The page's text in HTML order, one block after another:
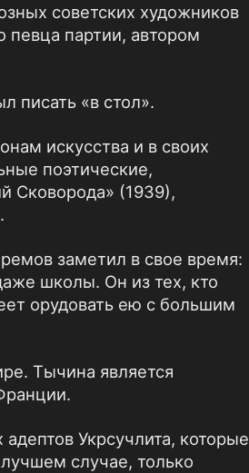
советских художников
певца партии, автором
писать «в стол».
искусства и в своих
поэтические,
Сковорода» (1939),
заметил в свое время:
школы. Он из тех, кто
орудовать ею с большим
Тычина является
Укрсучлита, которые
случае, только